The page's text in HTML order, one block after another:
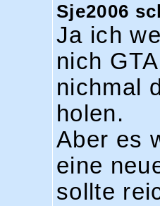
Sje2006
Ja ich
nich
nichmal
holen.
Aber es
eine
sollte